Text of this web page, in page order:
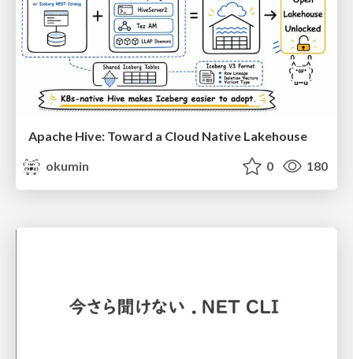
Apache Hive: Toward a Cloud Native Lakehouse
okumin
0 180